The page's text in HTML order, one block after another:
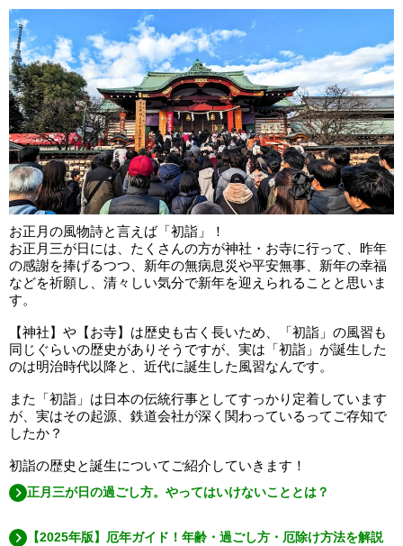
お正月の風物詩と言えば「初詣」！
お正月三が日には、たくさんの方が神社・お寺に行って、昨年
の感謝を捧げるつつ、新年の無病息災や平安無事、新年の幸福
などを祈願し、清々しい気分で新年を迎えられる ことと思いま
す。
【神社】や【お寺】は歴史も古く長いため、「初詣」の風習も
同じぐらいの歴史がありそうですが、実は「初詣」が誕生した
のは明治時代以降と、近代に誕生した風習なんです。
また「初詣」は日本の伝統行事としてすっかり定着しています
が、実はその起源、鉄道会社が深く関わっているってご存知で
したか？
初詣の歴史と誕生についてご紹介していきます！
正月三が日の過ごし方。やってはいけないこととは？
【2025年版】厄年ガイド！年齢・過ごし方・厄除け方法を解説